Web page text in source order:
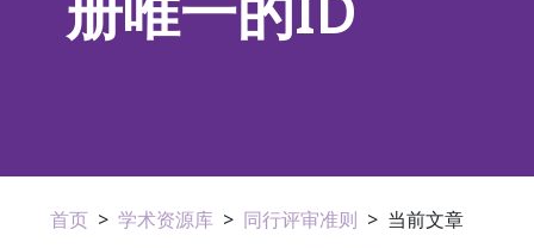
首页 > 学术资源库 > 同行评审准则 > 当前文章